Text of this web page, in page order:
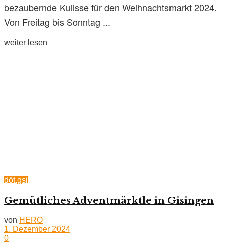
bezaubernde Kulisse für den Weihnachtsmarkt 2024.
Von Freitag bis Sonntag ...
weiter lesen
döt.gsi
Gemütliches Adventmärktle in Gisingen
von HERO
1. Dezember 2024
0